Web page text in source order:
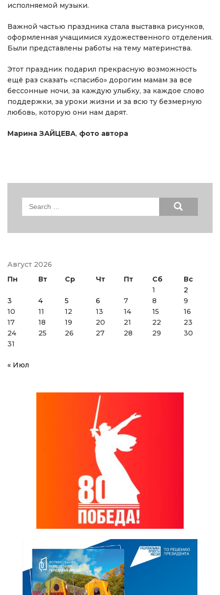
исполняемой музыки.
Важной частью праздника стала выставка рисунков,
оформленная учащимися художественного отделения.
Были представлены работы на тему материнства.
Этот праздник подарил прекрасную возможность
ещё раз сказать «спасибо» дорогим мамам за все
бессонные ночи, за каждую улыбку, за каждое слово
поддержки, за уроки жизни и за всю ту безмерную
любовь, которую они нам дарят.
Марина ЗАЙЦЕВА, фото автора
Search
Август 2026
Пн
Вт Ср Чт Пт Сб
Вс
1
2
3
4 5 6 7 8
9
10
11 12 13 14 15
16
17
18 19 20 21 22
23
24
25 26 27 28 29
30
31
« Июл